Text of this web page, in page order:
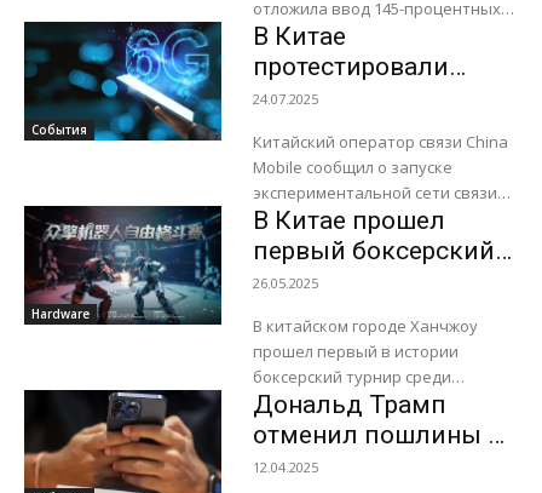
отложила ввод 145-процентных
пошлин на товары из Китая в
США. Теперь ожидается, что
тарифы должны вступить в...
События
В Китае
протестировали
скоростную связь 6G
секунды
24.07.2025
Китайский оператор связи China
Mobile сообщил о запуске
экспериментальной сети связи
шестого поколения (6G). В
тестовую инфраструктуру вошли
10 базовых станций. Во время
пробного...
Hardware
В Китае прошел
первый боксерский
турнир среди
роботов
26.05.2025
В китайском городе Ханчжоу
прошел первый в истории
боксерский турнир среди
человекоподобных роботов.
Турнир EngineAI Robot Free
организовала
Дональд Трамп
отменил пошлины на
чипы, смартфоны,
12.04.2025